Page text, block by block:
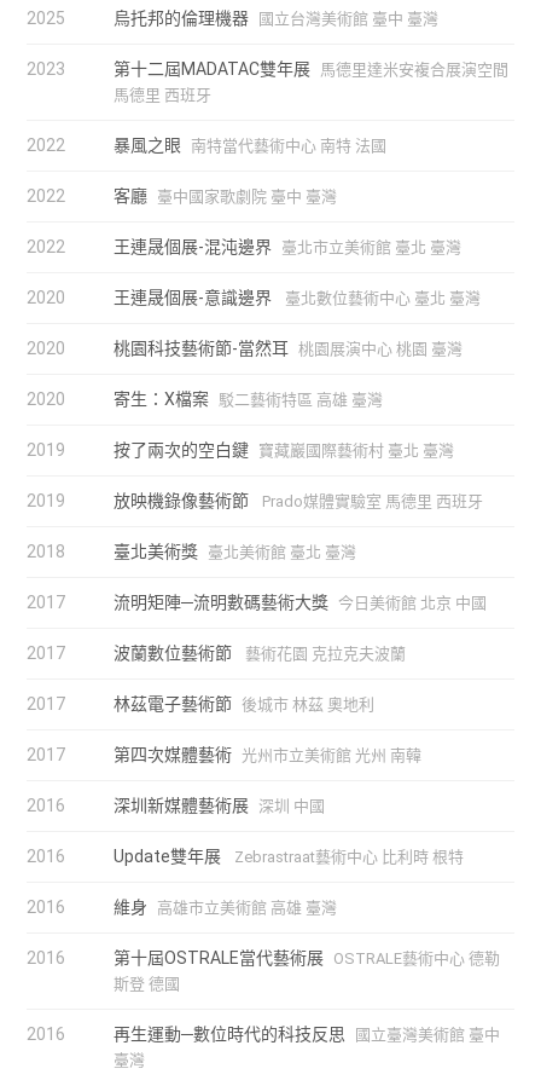
2025 烏托邦的倫理機器 國立台灣美術館 臺中 臺灣
2023 第十二屆MADATAC雙年展
馬德里達米安複合展演空間
馬德里 西班牙
2022 暴風之眼 南特當代藝術中心 南特 法國
2022 客廳 臺中國家歌劇院 臺中 臺灣
2022 王連晟個展-混沌邊界 臺北市立美術館 臺北 臺灣
2020 王連晟個展-意識邊界 臺北數位藝術中心 臺北 臺灣
2020 桃園科技藝術節-當然耳 桃園展演中心 桃園 臺灣
2020 寄生：X檔案 駁二藝術特區 高雄 臺灣
2019 按了兩次的空白鍵 寶藏巖國際藝術村 臺北 臺灣
2019 放映機錄像藝術節 Prado媒體實驗室 馬德里 西班牙
2018 臺北美術獎 臺北美術館 臺北 臺灣
2017 流明矩陣─流明數碼藝術大獎 今日美術館 北京 中國
2017 波蘭數位藝術節 藝術花園 克拉克夫波蘭
2017 林茲電子藝術節 後城市 林茲 奧地利
2017 第四次媒體藝術 光州市立美術館 光州 南韓
2016 深圳新媒體藝術展 深圳 中國
2016 Update雙年展 Zebrastraat藝術中心 比利時 根特
2016 維身 高雄市立美術館 高雄 臺灣
2016 第十屆OSTRALE當代藝術展 OSTRALE藝術中心 德勒
斯登 德國
2016 再生運動─數位時代的科技反思
國立臺灣美術館 臺中
臺灣